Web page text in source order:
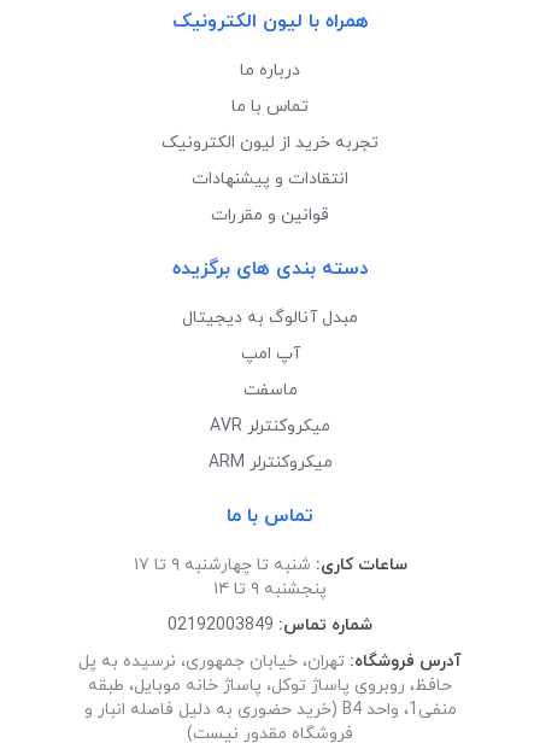
همراه با لیون الکترونیک
درباره ما
تماس با ما
تجربه خرید از لیون الکترونیک
انتقادات و پیشنهادات
قوانین و مقررات
دسته بندی های برگزیده
مبدل آنالوگ به دیجیتال
آپ امپ
ماسفت
میکروکنترلر AVR
میکروکنترلر ARM
تماس با ما
ساعات کاری: شنبه تا چهارشنبه ۹ تا ۱۷
پنجشنبه ۹ تا ۱۴
شماره تماس: 02192003849
آدرس فروشگاه: تهران، خیابان جمهوری، نرسیده به پل
حافظ، روبروی پاساژ توکل، پاساژ خانه موبایل، طبقه
منفی1، واحد B4 (خرید حضوری به دلیل فاصله انبار و
فروشگاه مقدور نیست)